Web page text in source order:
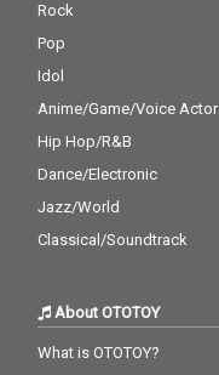
Rock
Pop
Idol
Anime/Game/Voice Actor
Hip Hop/R&B
Dance/Electronic
Jazz/World
Classical/Soundtrack
About OTOTOY
What is OTOTOY?